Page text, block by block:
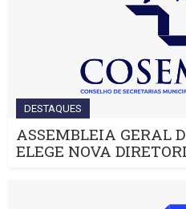
DESTAQUES
ASSEMBLEIA GERAL
ELEGE NOVA